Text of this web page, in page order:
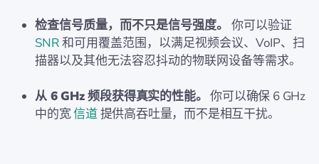
检查信号质量，而不只是信号强度。
你可以验证
SNR和可用覆盖范围，以满足视频会议、VoIP、扫
描器以及其他无法容忍抖动的物联网设备等需求。
从 6 GHz 频段获得真实的性能。 你可以确保 6 GHz
中的宽信道提供高吞吐量，而不是相互干扰。